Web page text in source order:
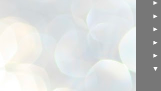
►
►
►
►
►
▼